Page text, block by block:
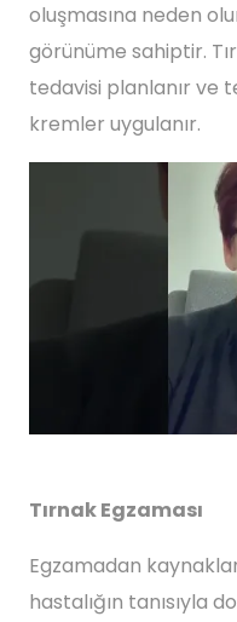
oluşmasına neden
görünüme sahiptir.
tedavisi planlanır ve
kremler uygulanır.
Tırnak Egzaması
Egzamadan
hastalığın tanısıyla